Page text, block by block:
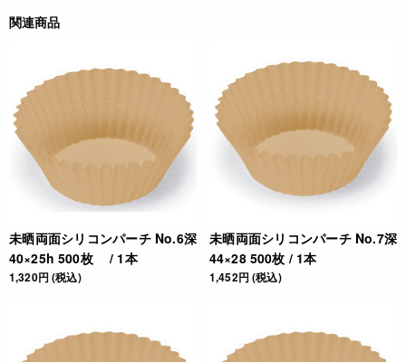
関連商品
未晒両面シリコンパーチ No.6深
40×25h 500枚 / 1本
1,320円 (税込)
未晒両面シリコンパーチ No.7深
44×28 500枚 / 1本
1,452円 (税込)